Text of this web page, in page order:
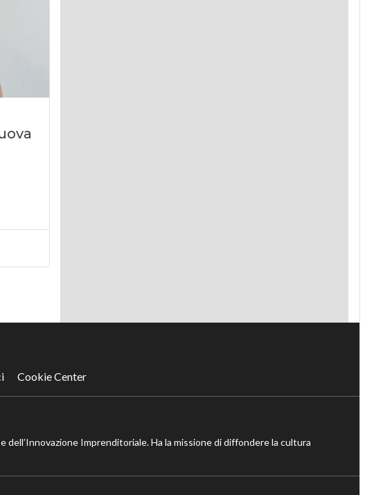
Cookie Center
Imprenditoriale. Ha la missione di diffondere la cultura